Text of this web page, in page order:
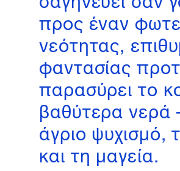
προς έναν
νεότητας,
φαντασίας
παρασύρει το
βαθύτερα νερά
άγριο ψυχισμό,
και τη μαγεία.